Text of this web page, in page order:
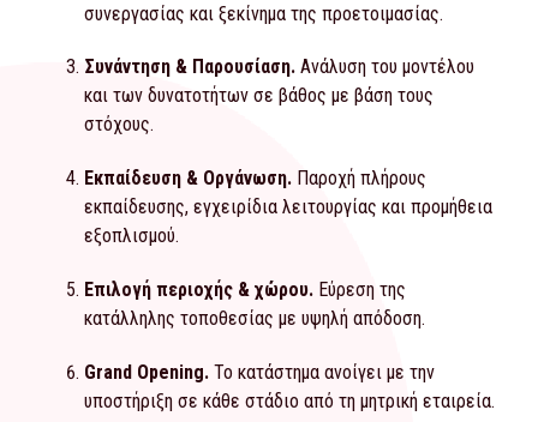
συνεργασίας και ξεκίνημα της προετοιμασίας.
Συνάντηση & Παρουσίαση. Ανάλυση του μοντέλου
και των δυνατοτήτων σε βάθος με βάση τους
στόχους.
Εκπαίδευση & Οργάνωση. Παροχή πλήρους
εκπαίδευσης, εγχειρίδια λειτουργίας και προμήθεια
εξοπλισμού.
Επιλογή περιοχής & χώρου. Εύρεση της
κατάλληλης τοποθεσίας με υψηλή απόδοση.
Grand Opening. Το κατάστημα ανοίγει με την
υποστήριξη σε κάθε στάδιο από τη μητρική εταιρεία.